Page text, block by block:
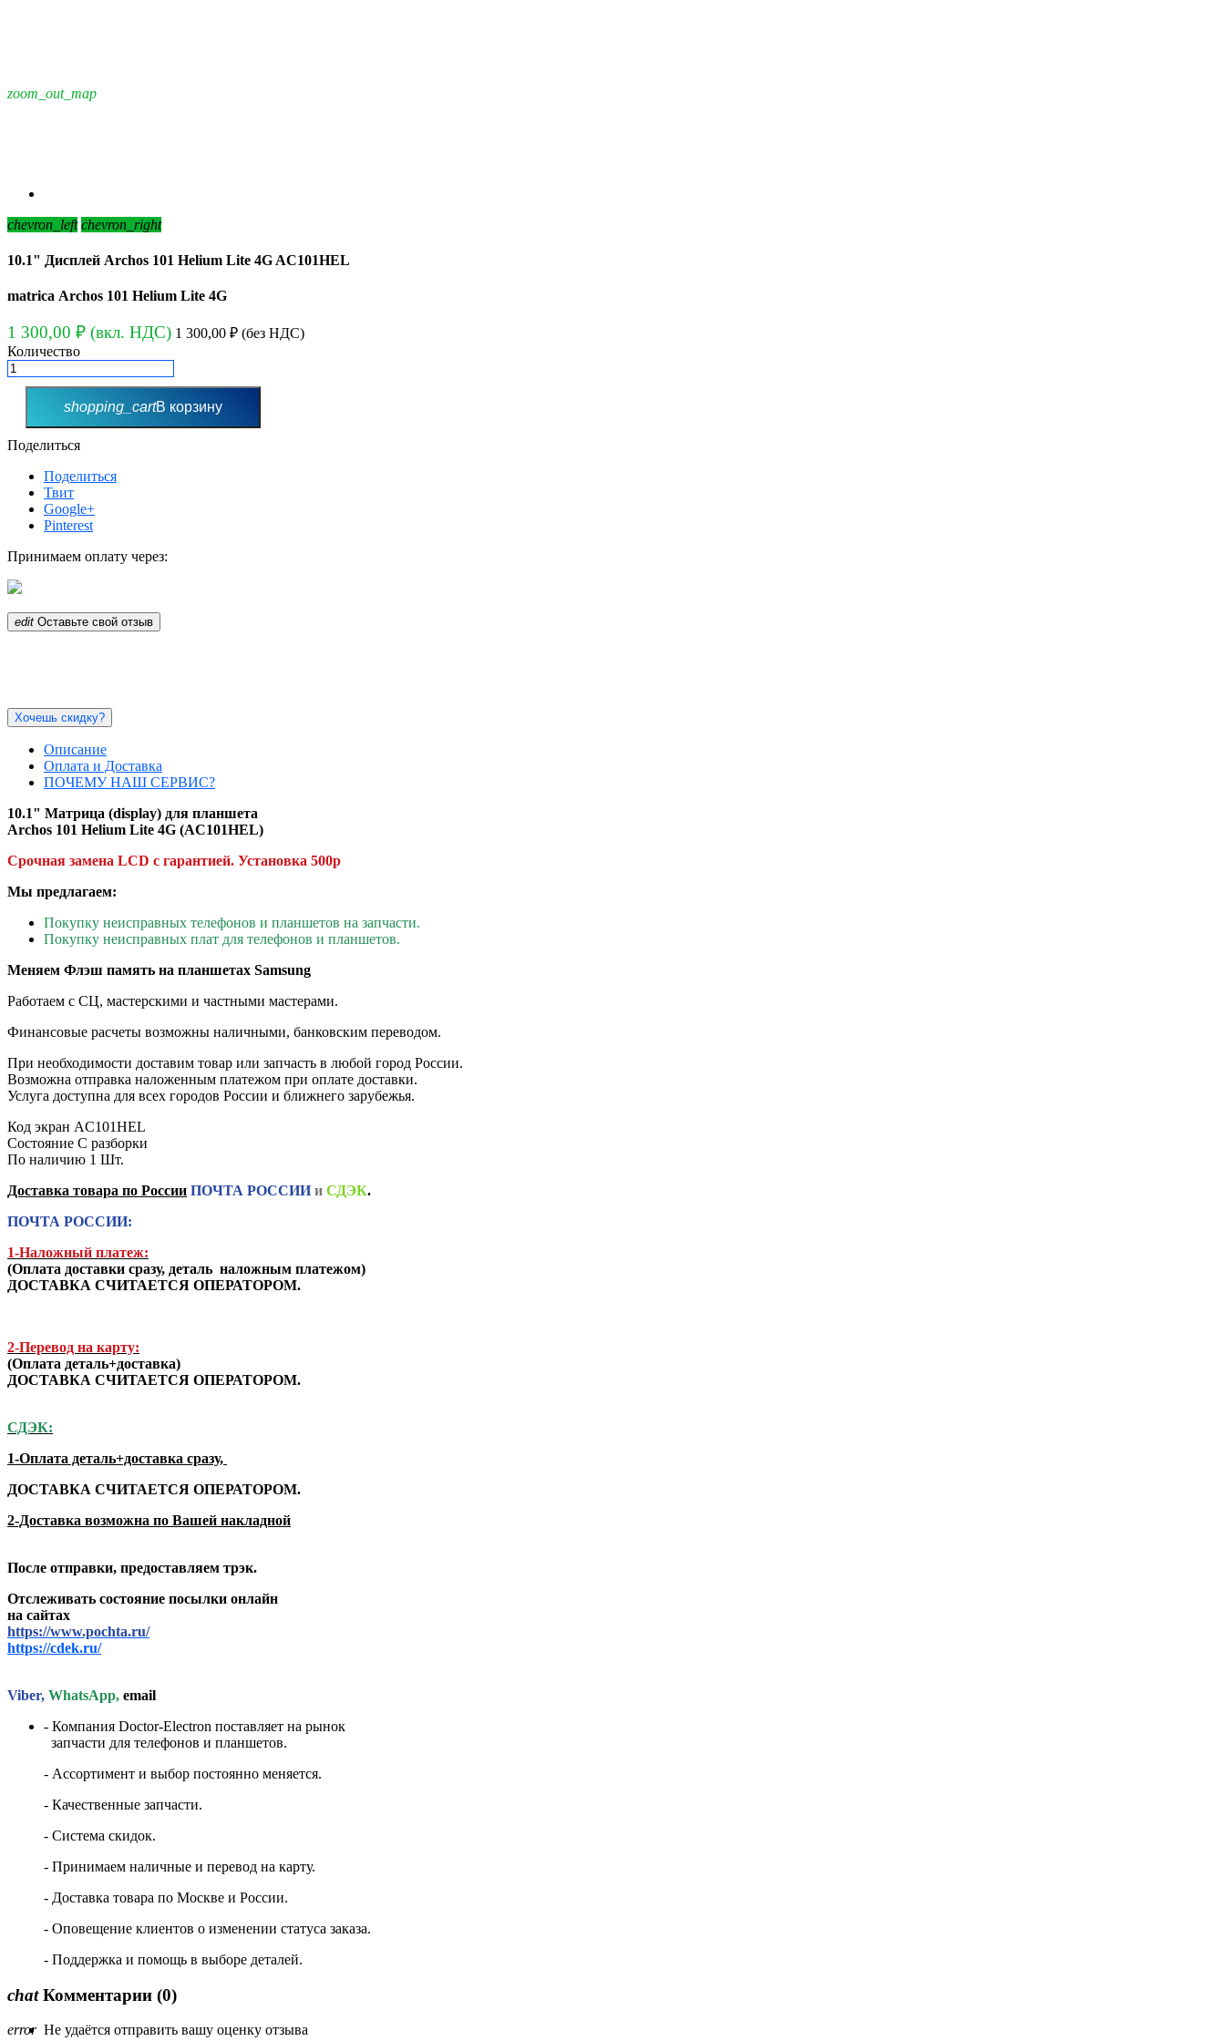
zoom_out_map
chevron_left chevron_right
10.1" Дисплей Archos 101 Helium Lite 4G AC101HEL
matrica Archos 101 Helium Lite 4G
1 300,00 ₽ (вкл. НДС) 1 300,00 ₽ (без НДС)
Количество
shopping_cartВ корзину
Поделиться
Поделиться
Твит
Google+
Pinterest
Принимаем оплату через:
edit Оставьте свой отзыв
Хочешь скидку?
Описание
Оплата и Доставка
ПОЧЕМУ НАШ СЕРВИС?
10.1" Матрица (display) для планшета
Archos 101 Helium Lite 4G (AC101HEL)
Срочная замена LCD с гарантией. Установка 500р
Мы предлагаем:
Покупку неисправных телефонов и планшетов на запчасти.
Покупку неисправных плат для телефонов и планшетов.
Меняем Флэш память на планшетах Samsung
Работаем с СЦ, мастерскими и частными мастерами.
Финансовые расчеты возможны наличными, банковским переводом.
При необходимости доставим товар или запчасть в любой город России.
Возможна отправка наложенным платежом при оплате доставки.
Услуга доступна для всех городов России и ближнего зарубежья.
Код экран AC101HEL
Состояние С разборки
По наличию 1 Шт.
Доставка товара по России ПОЧТА РОССИИи СДЭК.
ПОЧТА РОССИИ:
1-Наложный платеж:
(Оплата доставки сразу, деталь наложным платежом)
ДОСТАВКА СЧИТАЕТСЯ ОПЕРАТОРОМ.
2-Перевод на карту:
(Оплата деталь+доставка)
ДОСТАВКА СЧИТАЕТСЯ ОПЕРАТОРОМ.
СДЭК:
1-Оплата деталь+доставка сразу,
ДОСТАВКА СЧИТАЕТСЯ ОПЕРАТОРОМ.
2-Доставка возможна по Вашей накладной
После отправки, предоставляем трэк.
Отслеживать состояние посылки онлайн
на сайтах
https://www.pochta.ru/
https://cdek.ru/
Viber, WhatsApp, email
- Компания Doctor-Electron поставляет на рынок
запчасти для телефонов и планшетов.
- Ассортимент и выбор постоянно меняется.
- Качественные запчасти.
- Система скидок.
- Принимаем наличные и перевод на карту.
- Доставка товара по Москве и России.
- Оповещение клиентов о изменении статуса заказа.
- Поддержка и помощь в выборе деталей.
chat Комментарии (0)
error Не удаётся отправить вашу оценку отзыва